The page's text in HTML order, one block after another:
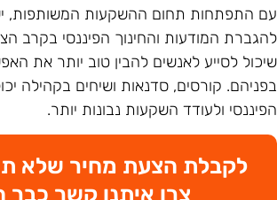
התפתחות תחום ההשקעות המשותפות,
המודעות והחינוך הפיננסי בקרב
לסייע לאנשים להבין טוב יותר את
קורסים, סדנאות ושיחים בקהילה
ולעודד השקעות נבונות יותר.
לקבלת הצעת מחיר שלא
צרו איתנו קשר כבר